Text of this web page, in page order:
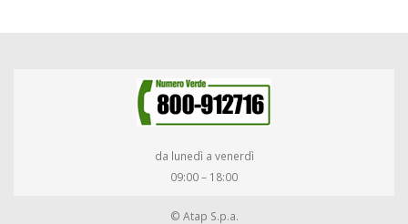
da lunedì a venerdì
09:00 – 18:00
© Atap S.p.a.